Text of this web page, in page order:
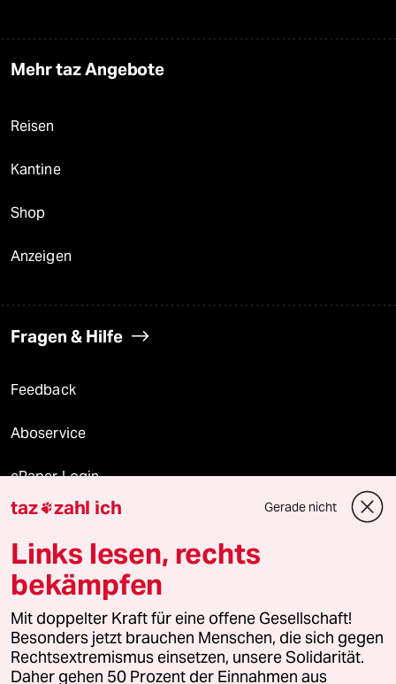
Mehr taz Angebote
Reisen
Kantine
Shop
Anzeigen
Fragen & Hilfe
Feedback
Aboservice
ePaper Login
Downloads für Abonnierende
© 2026 taz Verlags und Vertriebs GmbH
Alle Rechte vorbehalten. Bei rechtlichen Fragen oder für Genehmigungen
wenden Sie sich bitte an
lizenzen@taz.de
taz zahl ich Gerade nicht
Links lesen, rechts
bekämpfen
Mit doppelter Kraft für eine offene Gesellschaft!
Besonders jetzt brauchen Menschen, die sich gegen
Rechtsextremismus einsetzen, unsere Solidarität.
Daher gehen 50 Prozent der Einnahmen aus